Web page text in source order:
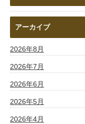
アーカイブ
2026年8月
2026年7月
2026年6月
2026年5月
2026年4月